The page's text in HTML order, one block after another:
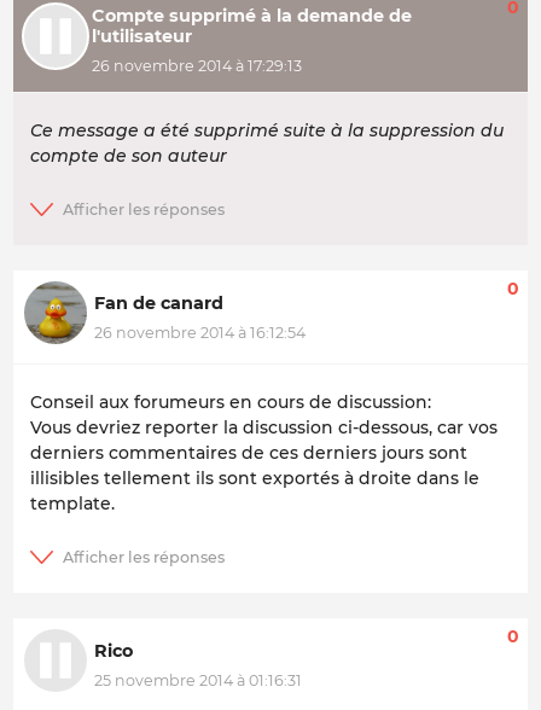
Compte supprimé à la demande de
l'utilisateur
26 novembre 2014 à 17:29:13
0
Ce message a été supprimé suite à la suppression du
compte de son auteur
Fan de canard
26 novembre 2014 à 16:12:54
0
Conseil aux forumeurs en cours de discussion:
Vous devriez reporter la discussion ci-dessous, car vos
derniers commentaires de ces derniers jours sont
illisibles tellement ils sont exportés à droite dans le
template.
Rico
25 novembre 2014 à 01:16:31
0